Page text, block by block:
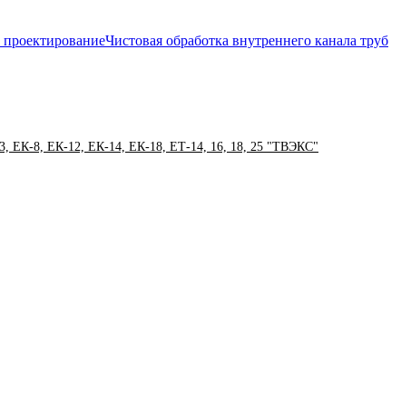
Чистовая обработка внутреннего канала труб
ЕК-8, ЕК-12, ЕК-14, ЕК-18, ЕТ-14, 16, 18, 25 "ТВЭКС"